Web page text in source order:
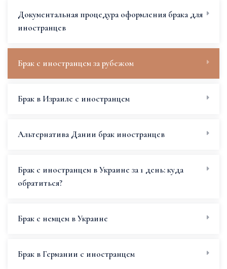
Документальная процедура оформления брака для
иностранцев
Брак с иностранцем за рубежом
Брак в Израиле с иностранцем
Альтернатива Дании брак иностранцев
Брак с иностранцем в Украине за 1 день: куда
обратиться?
Брак с немцем в Украине
Брак в Германии с иностранцем